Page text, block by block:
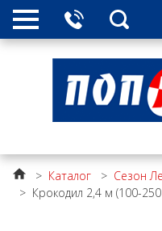
> Каталог > Сезон
> Крокодил 2,4 м (100-